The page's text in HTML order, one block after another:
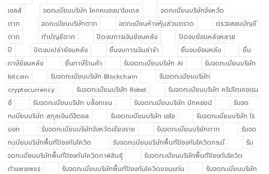
เซลล์
จดทะเบียนบริษัท โคกหนองนาโมเดล
จดทะเบียนบริษัทจังหวัด
ตาก
จดทะเบียนบริษัทตาก จดทะเบียนห้างหุ้นส่วนตราด
ตรวจสอบบัญชี
ตาก
ทำบัญชีตาก ปิดงบการเงินย้อนหลัง
ปิดงบย้อนหลังหลาย
ปี
ปิดงบเปล่าย้อนหลัง ยื่นงบการเงินล่าช้า ยื่นงบย้อนหลัง
ยื่น
ภาษีย้อนหลัง
ยื่นภาษีร้านค้า รับจดทะเบียนบริษัท AI
รับจดทะเบียนบริษัท
bitcoin
รับจดทะเบียนบริษัท Blockchain
รับจดทะเบียนบริษัท
cryptocurrency
รับจดทะเบียนบริษัท Robot
รับจดทะเบียนบริษัท คริปโตเคอเรน
ซี่
รับจดทะเบียนบริษัท บล็อกเชน รับจดทะเบียนบริษัท บิทคอยน์
รับจด
ทะเบียนบริษัท สกุลเงินดิจิตอล
รับจดทะเบียนบริษัท เอไอ
รับจดทะเบียนบริษัท โร
บอท
รับจดทะเบียนบริษัทจังหวัดเชียงราย รับจดทะเบียนบริษัทตาก
รับจด
ทะเบียนบริษัทพื้นทีป้องกันโควิด
รับจดทะเบียนบริษัทพื้นทีป้องกันโควิดกระบี่
รับ
จดทะเบียนบริษัทพื้นทีป้องกันโควิดกาฬสินธุ์
รับจดทะเบียนบริษัทพื้นทีป้องกันโควิด
กำแพงเพชร
รับจดทะเบียนบริษัทพื้นทีป้องกันโควิดขอนแก่น
รับจดทะเบียนบริษัท